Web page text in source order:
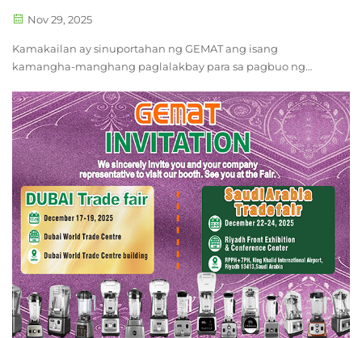
Nov 29, 2025
Kamakailan ay sinuportahan ng GEMAT ang isang
kamangha-manghang paglalakbay para sa pagbuo ng
ng Tsina." Napako kami sa mayamang kultura at
kahibangan ng sining ng mga keramika ng Tsina. Isa sa mga
naging sentro ay ang pagbisita sa magandang...